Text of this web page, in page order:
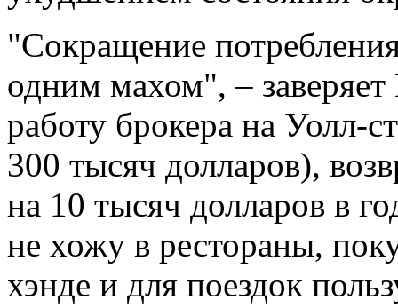
"Сокращение
одним махом", –
работу брокера на Уолл-
300 тысяч долларов),
на 10 тысяч долларов в
не хожу в рестораны,
хэнде и для поездок